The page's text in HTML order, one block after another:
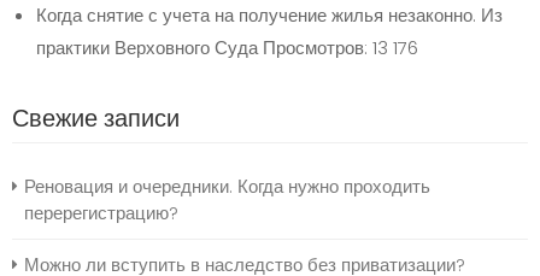
Когда снятие с учета на получение жилья незаконно. Из
практики Верховного СудаПросмотров: 13 176
Свежие записи
Реновация и очередники. Когда нужно проходить
перерегистрацию?
Можно ли вступить в наследство без приватизации?